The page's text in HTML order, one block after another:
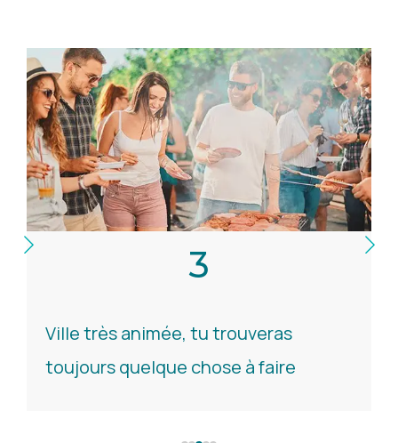
Un melting pot de personnes
originaires des 4 coins du monde